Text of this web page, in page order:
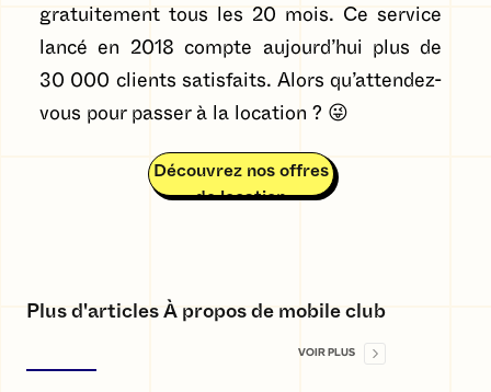
gratuitement tous les 20 mois. Ce service
lancé en 2018 compte aujourd’hui plus de
30 000 clients satisfaits. Alors qu’attendez-
vous pour passer à la location ? 😜
Découvrez nos offres
de location
Plus d'articles À propos de mobile club
VOIR PLUS